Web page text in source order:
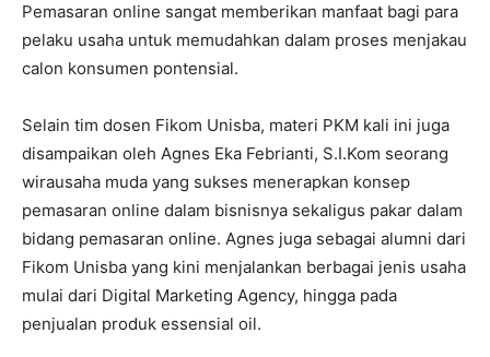
Pemasaran online sangat memberikan manfaat bagi para
pelaku usaha untuk memudahkan dalam proses menjakau
calon konsumen pontensial.
Selain tim dosen Fikom Unisba, materi PKM kali ini juga
disampaikan oleh Agnes Eka Febrianti, S.I.Kom seorang
wirausaha muda yang sukses menerapkan konsep
pemasaran online dalam bisnisnya sekaligus pakar dalam
bidang pemasaran online. Agnes juga sebagai alumni dari
Fikom Unisba yang kini menjalankan berbagai jenis usaha
mulai dari Digital Marketing Agency, hingga pada
penjualan produk essensial oil.